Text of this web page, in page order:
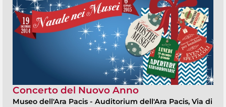
Concerto del Nuovo Anno
Museo dell'Ara Pacis - Auditorium dell'Ara Pacis, Via di